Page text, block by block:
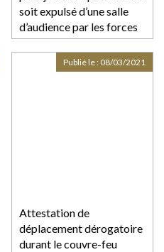
soit expulsé d’une salle
d’audience par les forces
de l’ordre
Attestation de
déplacement dérogatoire
durant le couvre-feu
Publié le : 08/03/2021